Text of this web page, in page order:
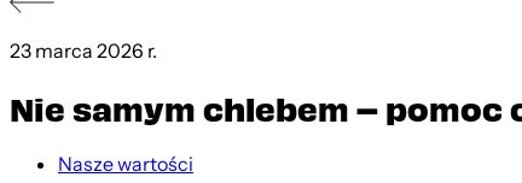
23 marca 2026 r.
Nie samym chlebem –
Nasze wartości